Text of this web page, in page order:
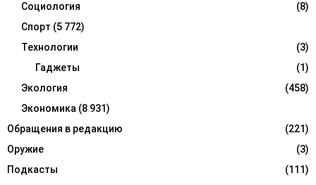
Социология
(8)
Спорт (5 772)
Технологии
(3)
Гаджеты
(1)
Экология
(458)
Экономика (8 931)
Обращения в редакцию
(221)
Оружие
(3)
Подкасты
(111)